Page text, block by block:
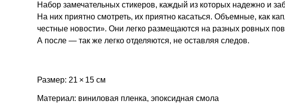
Набор замечательных стикеров, каждый из которых надежно и
На них приятно смотреть, их приятно касаться. Объемные, как
честные новости». Они легко размещаются на разных ровных
А после — так же легко отделяются, не оставляя следов.
Размер: 21 × 15 см
Материал: виниловая пленка, эпоксидная смола